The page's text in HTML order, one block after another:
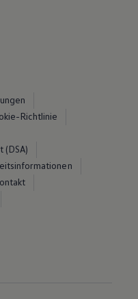
Richtlinie
(DSA)